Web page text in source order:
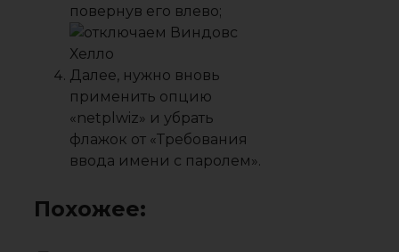
повернув его влево;
Далее, нужно вновь
применить опцию
«netplwiz» и убрать
флажок от «Требования
ввода имени с паролем».
Похожее: